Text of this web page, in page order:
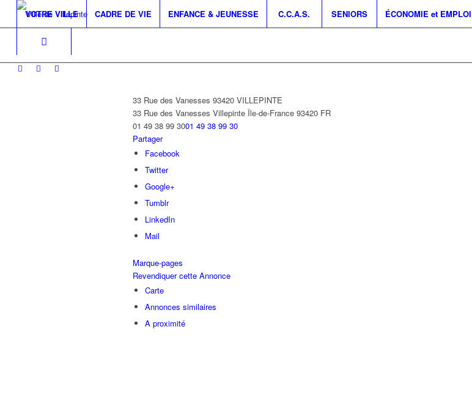
VOTRE VILLE CADRE DE VIE ENFANCE & JEUNESSE C.C.A.S. SENIORS ÉCONOMIE et EMPLOI
33 Rue des Vanesses 93420 VILLEPINTE
33 Rue des Vanesses Villepinte Île-de-France 93420 FR
01 49 38 99 3001 49 38 99 30
Partager
Facebook
Twitter
Google+
Tumblr
LinkedIn
Mail
Marque-pages
Revendiquer cette Annonce
Carte
Annonces similaires
A proximité